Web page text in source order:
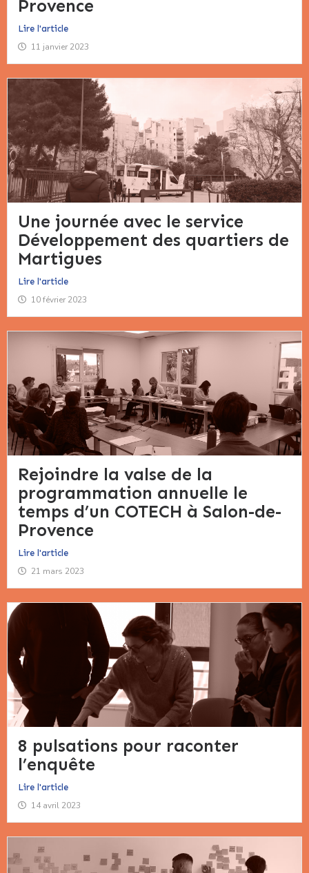
Provence
Lire l'article
11 janvier 2023
Une journée avec le service
Développement des quartiers de
Martigues
Lire l'article
10 février 2023
Rejoindre la valse de la
programmation annuelle le
temps d’un COTECH à Salon-de-
Provence
Lire l'article
21 mars 2023
8 pulsations pour raconter
l’enquête
Lire l'article
14 avril 2023